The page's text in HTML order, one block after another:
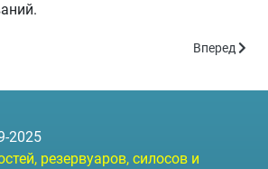
насосные станции Вперед
2025
резервуаров, силосов и